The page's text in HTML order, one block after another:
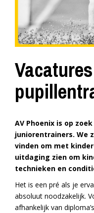
AV Phoenix is op
juniorentrainers. We
vinden om met
uitdaging zien om
technieken en
Het is een pré als je
absoluut noodzakelijk.
afhankelijk van